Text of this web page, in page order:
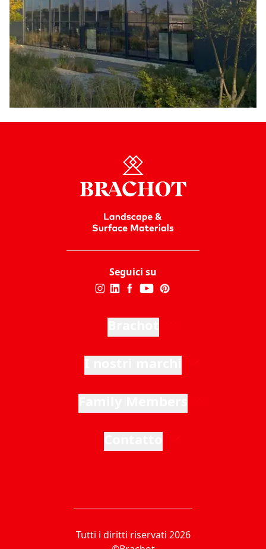
Seguici su
Tutti i diritti riservati 2026